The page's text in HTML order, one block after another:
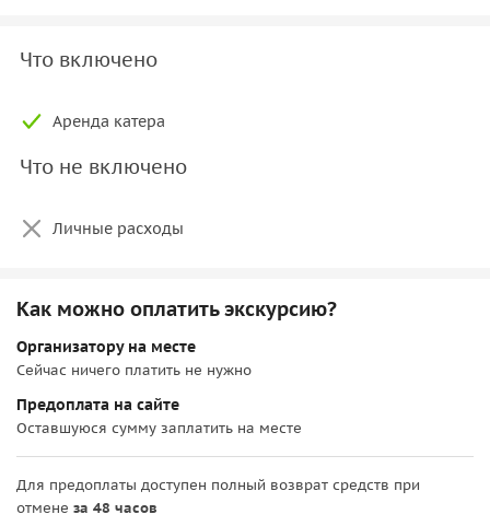
Большая каюта катера позволяет путешествовать даже в
Что включено
Аренда катера
Что не включено
Личные расходы
Как можно оплатить экскурсию?
Организатору на месте
Сейчас ничего платить не нужно
Предоплата на сайте
Оставшуюся сумму заплатить на месте
Для предоплаты доступен полный возврат средств при
отмене за 48 часов